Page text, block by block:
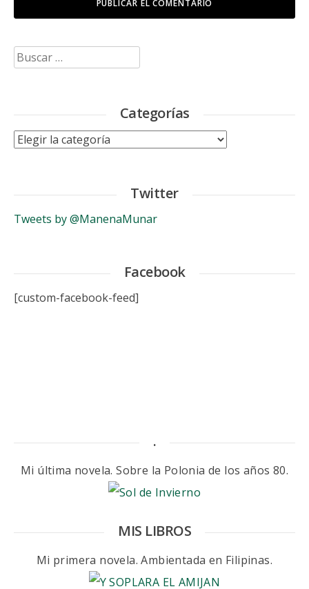
Buscar:
Categorías
Categorías
Twitter
Tweets by @ManenaMunar
Facebook
[custom-facebook-feed]
.
Mi última novela. Sobre la Polonia de los años 80.
MIS LIBROS
Mi primera novela. Ambientada en Filipinas.